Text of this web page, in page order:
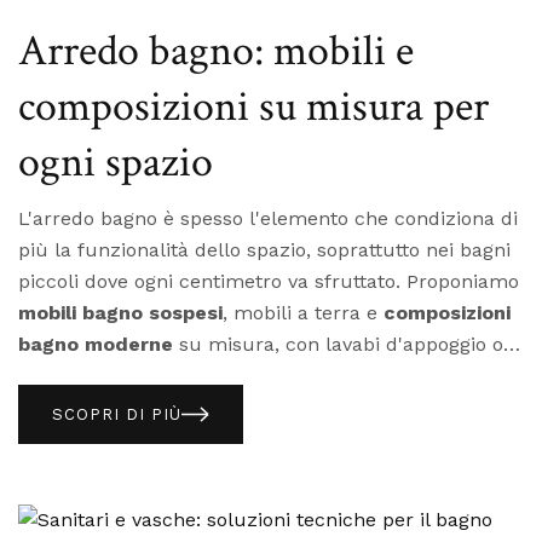
soluzione corretta.
Arredo bagno: mobili e
composizioni su misura per
ogni spazio
L'arredo bagno è spesso l'elemento che condiziona di
più la funzionalità dello spazio, soprattutto nei bagni
piccoli dove ogni centimetro va sfruttato. Proponiamo
mobili bagno sospesi, mobili a terra e composizioni
bagno moderne su misura, con lavabi d'appoggio o
costante e sbalzi di temperatura senza deformarsi,
un criterio da verificare sui materiali del pannello,
montaggio andrebbe calibrata su chi userà il bagno:
un dettaglio che si valuta bene solo con un confronto
Mobile sospeso o a terra: cosa considerare
SCOPRI DI PIÙ